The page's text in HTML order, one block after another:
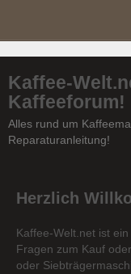
Kaffee-
Kaffeeforum!
Alles rund um
Reparaturanleitung!
Herzlich
Kaffee-Welt.net ist
Fragen zum Kauf
oder